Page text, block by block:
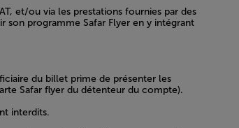
et/ou via les prestations fournies par des
son programme Safar Flyer en y intégrant
du billet prime de présenter les
Safar flyer du détenteur du compte).
interdits.